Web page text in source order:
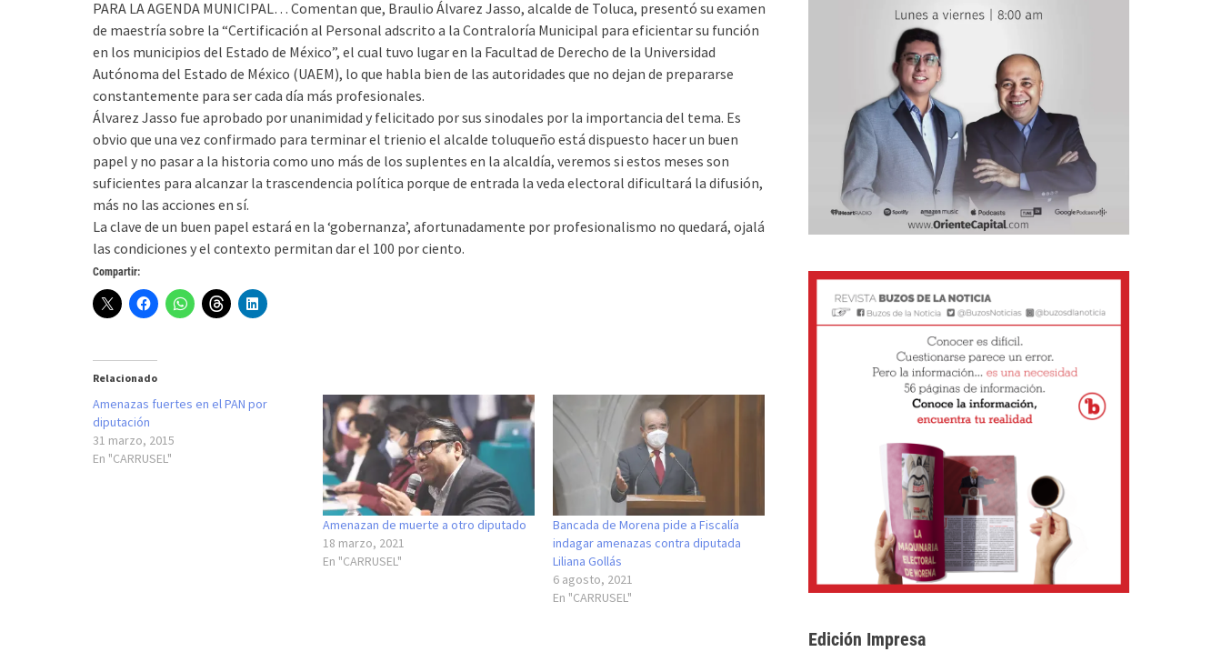
PARA LA AGENDA MUNICIPAL… Comentan que, Braulio Álvarez Jasso, alcalde de Toluca, presentó su examen
de maestría sobre la “Certificación al Personal adscrito a la Contraloría Municipal para eficientar su función
en los municipios del Estado de México”, el cual tuvo lugar en la Facultad de Derecho de la Universidad
Autónoma del Estado de México (UAEM), lo que habla bien de las autoridades que no dejan de prepararse
constantemente para ser cada día más profesionales.
Álvarez Jasso fue aprobado por unanimidad y felicitado por sus sinodales por la importancia del tema. Es
obvio que una vez confirmado para terminar el trienio el alcalde toluqueño está dispuesto hacer un buen
papel y no pasar a la historia como uno más de los suplentes en la alcaldía, veremos si estos meses son
suficientes para alcanzar la trascendencia política porque de entrada la veda electoral dificultará la difusión,
más no las acciones en sí.
La clave de un buen papel estará en la ‘gobernanza’, afortunadamente por profesionalismo no quedará, ojalá
las condiciones y el contexto permitan dar el 100 por ciento.
Compartir:
Relacionado
Amenazas fuertes en el PAN por
diputación
31 marzo, 2015
En "CARRUSEL"
Amenazan de muerte a otro diputado
18 marzo, 2021
En "CARRUSEL"
Bancada de Morena pide a Fiscalía
indagar amenazas contra diputada
Liliana Gollás
6 agosto, 2021
En "CARRUSEL"
Edición Impresa